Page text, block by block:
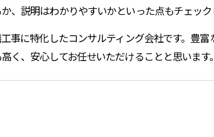
、説明はわかりやすいかといった点もチェック
事に特化したコンサルティング会社です。豊
く、安心してお任せいただけることと思います